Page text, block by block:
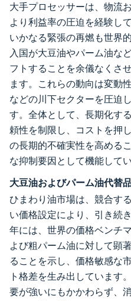
大手プロセッサーは、物流
より利益率の圧迫を経験し
いかなる緊張の再燃も世界
入国が大豆油やパーム油な
フトすることを余儀なくさ
ます。これらの動向は変動
などの川下セクターを圧迫
す。全体として、長期化す
頼性を制限し、コストを押
の長期的不確実性を高める
な抑制要因として機能してい
大豆油およびパーム油代替
ひまわり油市場は、競合す
い価格設定により、引き続
年には、世界の価格ベンチ
よび粗パーム油に対して顕
ることを示し、価格敏感な
ト格差を生み出しています
要が強いにもかかわらず、